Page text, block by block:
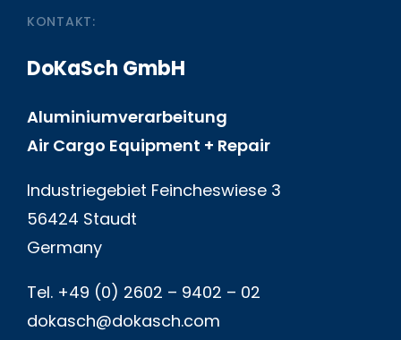
KONTAKT:
DoKaSch GmbH
Aluminiumverarbeitung
Air Cargo Equipment + Repair
Industriegebiet Feincheswiese 3
56424 Staudt
Germany
Tel. +49 (0) 2602 – 9402 – 02
dokasch@dokasch.com